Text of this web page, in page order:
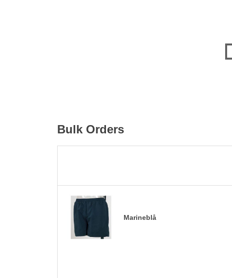
Bulk Orders
Marineblå